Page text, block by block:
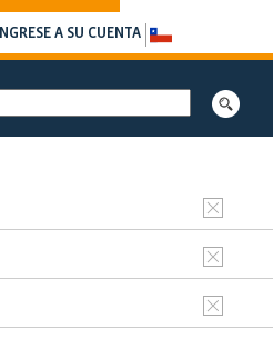
INGRESE A SU CUENTA